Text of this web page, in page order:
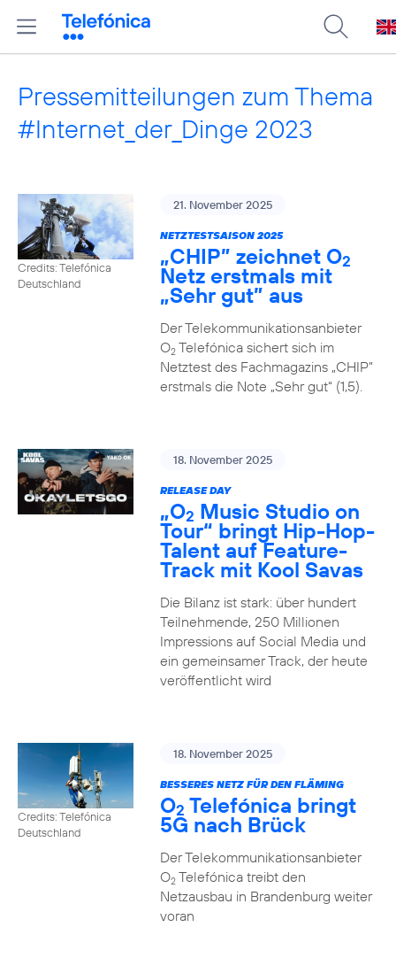
Pressemitteilungen zum Thema
#Internet_der_Dinge 2023
Credits: Telefónica
Deutschland
21. November 2025
NETZTESTSAISON 2025
„CHIP” zeichnet O2
Netz erstmals mit
„Sehr gut” aus
Der Telekommunikationsanbieter
O2Telefónica sichert sich im
Netztest des Fachmagazins „CHIP”
erstmals die Note „Sehr gut“ (1,5).
18. November 2025
RELEASE DAY
„O2 Music Studio on
Tour“ bringt Hip-Hop-
Talent auf Feature-
Track mit Kool Savas
Die Bilanz ist stark: über hundert
Teilnehmende, 250 Millionen
Impressions auf Social Media und
ein gemeinsamer Track, der heute
veröffentlicht wird
Credits: Telefónica
Deutschland
18. November 2025
BESSERES NETZ FÜR DEN FLÄMING
O2 Telefónica bringt
5G nach Brück
Der Telekommunikationsanbieter
O2Telefónica treibt den
Netzausbau in Brandenburg weiter
voran